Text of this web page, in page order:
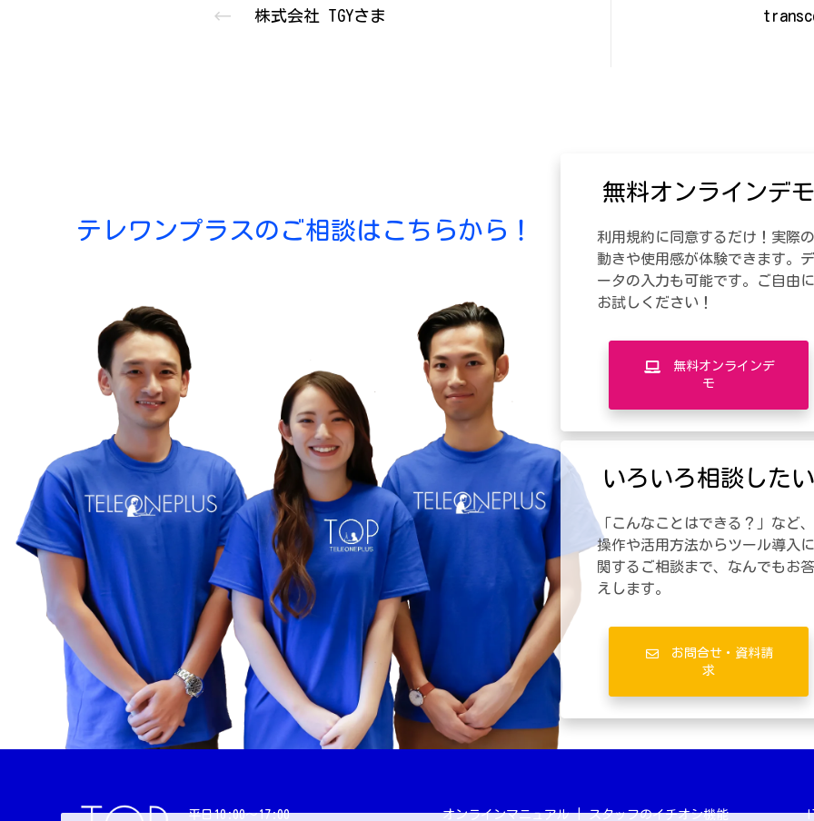
株式会社 TGYさま
テレワンプラスのご相談はこちらから！
無料オンラインデモ
利用規約に同意するだけ！実際
動きや使用感が体験できます。
ータの入力も可能です。ご自由
お試しください！
無料オンラインデ
モ
いろいろ相談したい
「こんなことはできる？」など
操作や活用方法からツール導入
関するご相談まで、なんでもお
えします。
お問合せ・資料請
求
平日10:00〜17:00 オンラインマニュアル|スタッフのイチオシ機能